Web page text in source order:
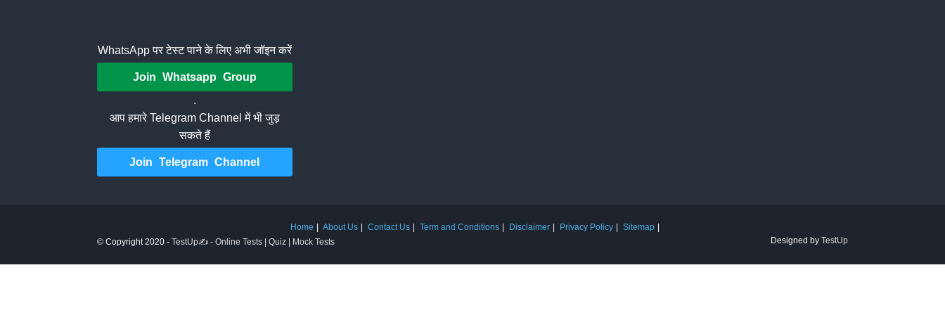
WhatsApp पर टेस्ट पाने के लिए अभी जॉइन करें
Join Whatsapp Group
.
आप हमारे Telegram Channel में भी जुड़
सकते हैं
Join Telegram Channel
Home About Us Contact Us Term and Conditions Disclaimer Privacy Policy
Sitemap
© Copyright 2020 - TestUp✍️ - Online Tests | Quiz | Mock Tests Designed by TestUp